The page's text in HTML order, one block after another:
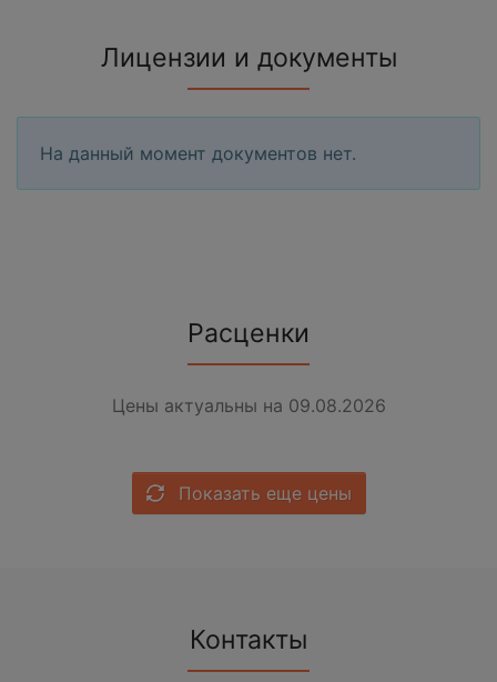
Лицензии и документы
На данный момент документов нет.
Расценки
Цены актуальны на 09.08.2026
Показать еще цены
Контакты